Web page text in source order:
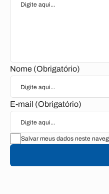
Nome (Obrigatório)
E-mail (Obrigatório)
Salvar meus dados neste